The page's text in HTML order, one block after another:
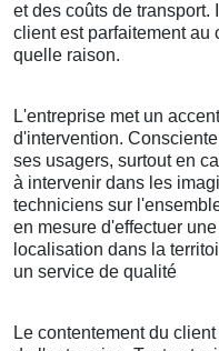
et des coûts de transport.
client est parfaitement au
quelle raison.
L'entreprise met un
d'intervention.
ses usagers, surtout en
à intervenir dans les
techniciens sur
en mesure d'effectuer
localisation dans la
un service de qualité
Le contentement du